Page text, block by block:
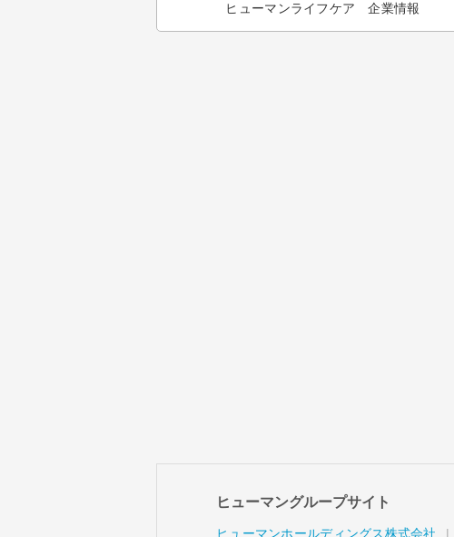
ヒューマンライフケア 企業情報
ヒューマングループサイト
ヒューマンホールディングス株式会社